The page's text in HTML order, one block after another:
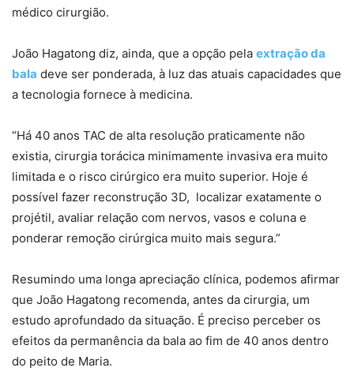
médico cirurgião.
João Hagatong diz, ainda, que a opção pela extração da
bala deve ser ponderada, à luz das atuais capacidades que
a tecnologia fornece à medicina.
“Há 40 anos TAC de alta resolução praticamente não
existia, cirurgia torácica minimamente invasiva era muito
limitada e o risco cirúrgico era muito superior. Hoje é
possível fazer reconstrução 3D, localizar exatamente o
projétil, avaliar relação com nervos, vasos e coluna e
ponderar remoção cirúrgica muito mais segura.”
Resumindo uma longa apreciação clínica, podemos afirmar
que João Hagatong recomenda, antes da cirurgia, um
estudo aprofundado da situação. É preciso perceber os
efeitos da permanência da bala ao fim de 40 anos dentro
do peito de Maria.